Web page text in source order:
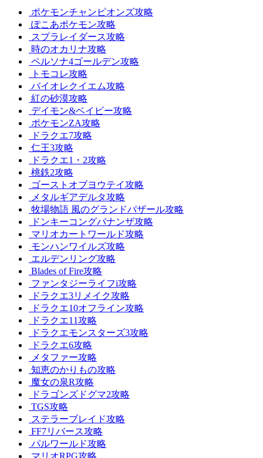
ポケモンチャンピオンズ攻略
ぽこあポケモン攻略
スプラレイダース攻略
時のオカリナ攻略
ペルソナ4ゴールデン攻略
トモコレ攻略
バイオレクイエム攻略
紅の砂漠攻略
デイモン&ベイビー攻略
ポケモンZA攻略
ドラクエ7攻略
仁王3攻略
ドラクエ1・2攻略
桃鉄2攻略
ゴーストオブヨウテイ攻略
メタルギアデルタ攻略
牧場物語 風のグランドバザール攻略
ドンキーコングバナンザ攻略
マリオカートワールド攻略
モンハンワイルズ攻略
エルデンリング攻略
Blades of Fire攻略
ファンタジーライフi攻略
ドラクエ3リメイク攻略
ドラクエ10オフライン攻略
ドラクエ11攻略
ドラクエモンスターズ3攻略
ドラクエ6攻略
メタファー攻略
知恵のかりもの攻略
魔女の泉R攻略
ドラゴンズドグマ2攻略
TGS攻略
ステラーブレイド攻略
FF7リバース攻略
パルワールド攻略
マリオRPG攻略